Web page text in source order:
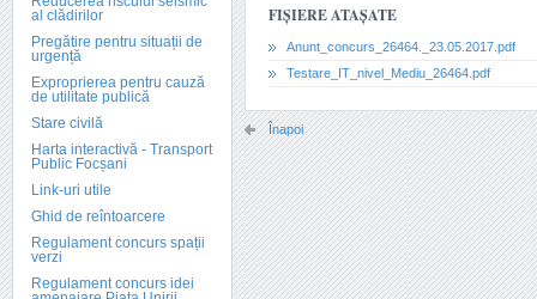
al clădirilor
Pregătire pentru situații de
urgență
Exproprierea pentru cauză
de utilitate publică
Stare civilă
Harta interactivă - Transport
Public Focșani
Link-uri utile
Ghid de reîntoarcere
Regulament concurs spații
verzi
Regulament concurs idei
FIȘIERE ATAȘATE
Anunt_concurs_26464._23.05.2017.pdf
Testare_IT_nivel_Mediu_26464.pdf
Înapoi